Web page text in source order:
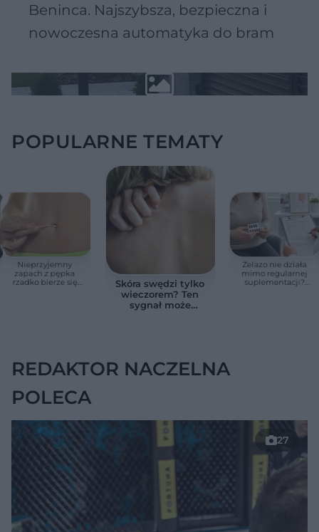
Beninca. Najszybsza, bezpieczna i
nowoczesna automatyka do bram
POPULARNE TEMATY
Nieprzyjemny
zapach z pępka
rzadko bierze się
Skóra swędzi tylko
wieczorem? Ten
sygnał może
Żelazo nie działa
mimo regularnej
suplementacji?
REDAKTOR NACZELNA
POLECA
27